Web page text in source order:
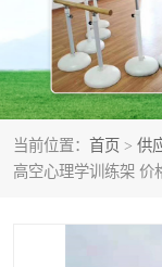
当前位置： 首页 > 供
高空心理学训练架 价
400米障碍器材
300米障碍器材
塑胶跑道